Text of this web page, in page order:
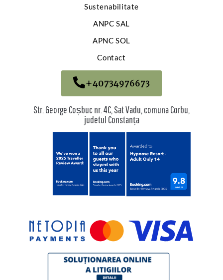
Sustenabilitate
ANPC SAL
APNC SOL
Contact
+40734976673
Str. George Coșbuc nr. 4C, Sat Vadu, comuna Corbu,
judetul Constanța